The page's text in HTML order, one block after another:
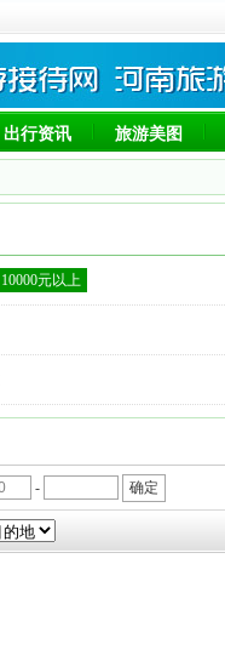
出行资讯 旅游美图
10000元以上
-